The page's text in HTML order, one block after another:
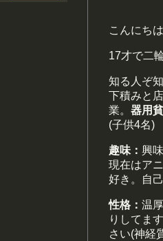
こんにちは
17才で二
知る人ぞ
下積みと
業。 器用
(子供4名)
趣味： 興
現在はア
好き。自
性格： 温
りしてま
さい(神経